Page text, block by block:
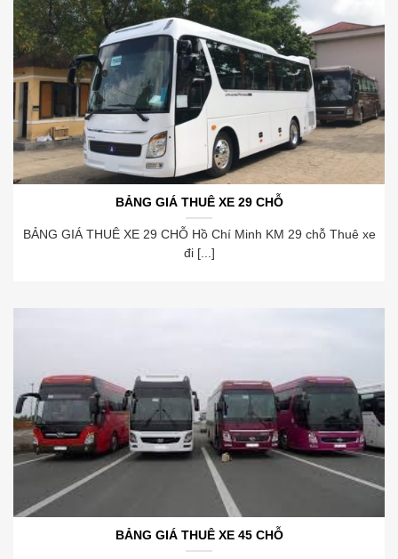
BẢNG GIÁ THUÊ XE 29 CHỖ
BẢNG GIÁ THUÊ XE 29 CHỖ Hồ Chí Minh KM 29 chỗ Thuê xe
đi [...]
BẢNG GIÁ THUÊ XE 45 CHỖ